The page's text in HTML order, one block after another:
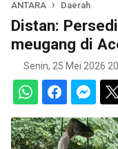
ANTARA Daerah
Distan:
meugang di
Senin, 25 Mei 2026